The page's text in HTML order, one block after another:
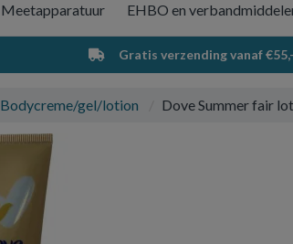
Meetapparatuur EHBO en
Gratis verzending vanaf €55,-
Bodycreme/gel/lotion Dove Summer fair